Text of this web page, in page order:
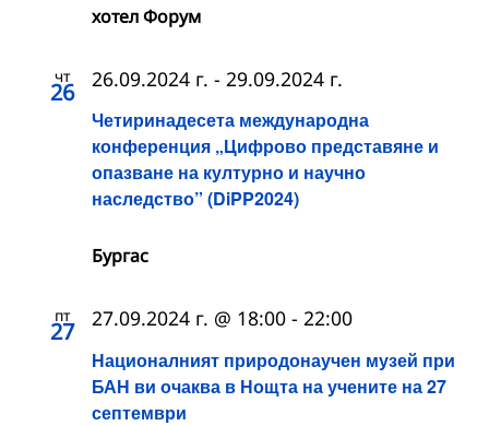
хотел Форум
чт
26
Четиринадесета международна
конференция „Цифрово представяне и
опазване на културно и научно
наследство” (DiPP2024)
26.09.2024 г. - 29.09.2024 г.
Бургас
пт
27
Националният природонаучен музей при
БАН ви очаква в Нощта на учените на 27
септември
27.09.2024 г. @ 18:00 - 22:00